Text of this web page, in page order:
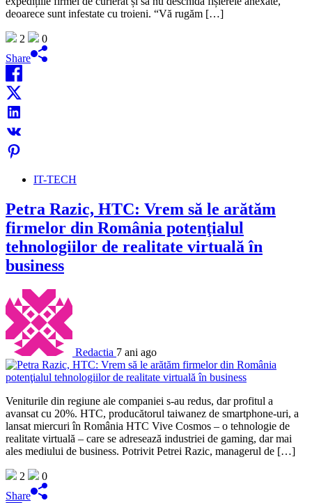
deoarece sunt infestate cu troieni. “Vă rugăm […]
2
0
Share
IT-TECH
Petra Razic, HTC: Vrem să le arătăm
firmelor din România potenţialul
tehnologiilor de realitate virtuală în
business
Redactia 7 ani ago
Veniturile din regiune ale companiei s-au redus, dar profitul a
avansat cu 20%. HTC, producătorul taiwanez de smart­phone-uri, a
lansat miercuri în Ro­mânia HTC Vive Cosmos – o tehno­lo­gie de
realitate virtuală – care se adre­sează industriei de gaming, dar mai
ales me­diului de business. Potrivit Petrei Razic, managerul de […]
2
0
Share